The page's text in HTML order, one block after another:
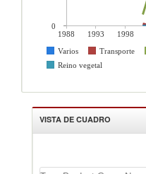
1988 1993 1998
Varios
Transporte
Reino vegetal
0
VISTA DE CUADRO